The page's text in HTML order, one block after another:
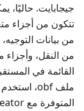
من بيانات
من النقل، وأجزاء
القائمة في
المتوفرة مع OsmAndMapCreator.